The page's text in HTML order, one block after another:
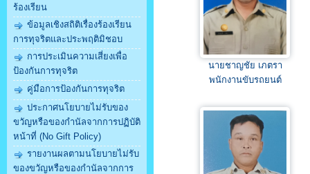
ร้องเรียน
ข้อมูลเชิงสถิติเรื่องร้องเรียน
การทุจริตและประพฤติมิชอบ
การประเมินความเสี่ยงเพื่อ
ป้องกันการทุจริต
คู่มือการป้องกันการทุจริต
ประกาศนโยบายไม่รับของ
ขวัญหรือของกำนัลจากการปฏิบัติ
หน้าที่ (No Gift Policy)
รายงานผลตามนโยบายไม่รับ
ของขวัญหรือของกำนัลจากการ
นายชาญชัย เภตรา
พนักงานขับรถยนต์